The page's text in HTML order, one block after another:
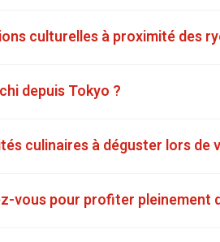
culturelles à proximité des
depuis Tokyo ?
culinaires à déguster lors de
vous pour profiter pleinement